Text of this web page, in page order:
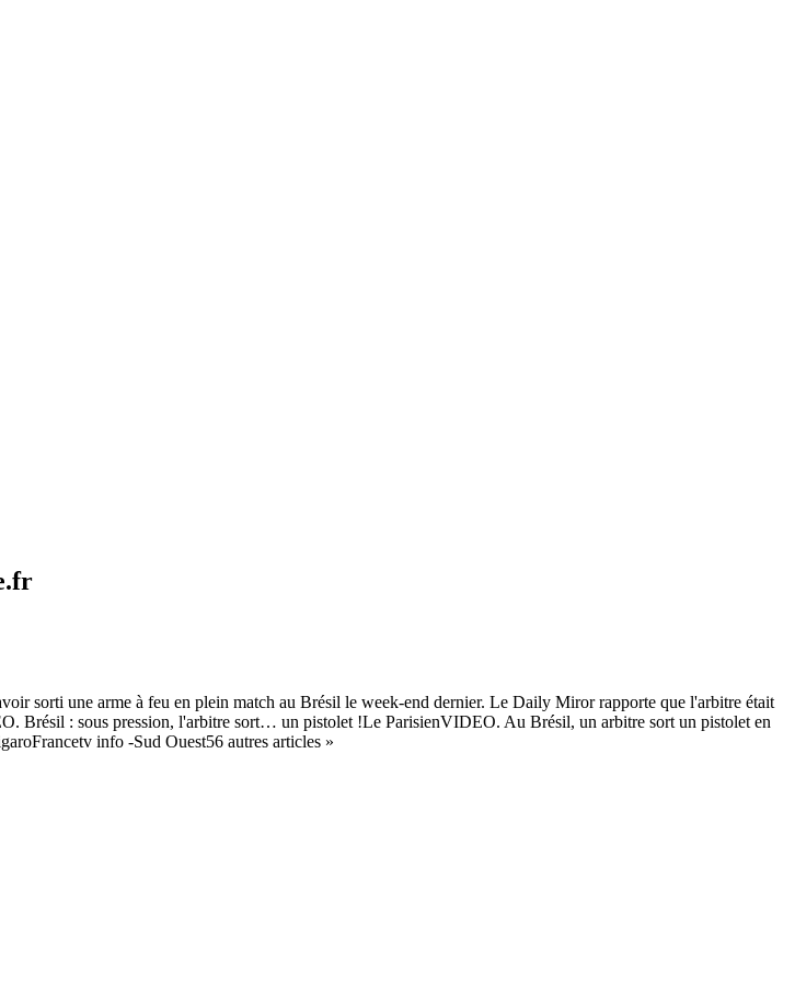
sorti une arme à feu en plein match au Brésil le week-end dernier. Le Daily Miror rapporte que l'arbitre était
Brésil : sous pression, l'arbitre sort… un pistolet !Le ParisienVIDEO. Au Brésil, un arbitre sort un pistolet en
info -Sud Ouest56 autres articles »